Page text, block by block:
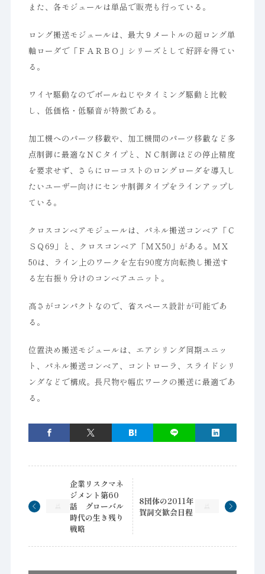
また、各モジュールは単品で販売も行っている。
ロング搬送モジュールは、最大９メートルの超ロング単
軸ローダで「ＦＡＲＢＯ」シリーズとして好評を得てい
る。
ワイヤ駆動なのでボールねじやタイミング駆動と比較
し、低価格・低騒音が特徴である。
加工機へのパーツ移載や、加工機間のパーツ移載など多
点制御に最適なＮＣタイプと、ＮＣ制御ほどの停止精度
を要求せず、さらにローコストのロングローダを導入し
たいユーザー向けにセンサ制御タイプをラインアップし
ている。
クロスコンベアモジュールは、パネル搬送コンベア「Ｃ
ＳＱ69」と、クロスコンベア「ＭＸ50」がある。ＭＸ
50は、ライン上のワークを左右90度方向転換し搬送す
る左右振り分けのコンベアユニット。
高さがコンパクトなので、省スペース設計が可能であ
る。
位置決め搬送モジュールは、エアシリンダ同期ユニッ
ト、パネル搬送コンベア、コントローラ、スライドシリ
ンダなどで構成。長尺物や幅広ワークの搬送に最適であ
る。
企業リスクマネ
ジメント第60
話 グローバル
時代の生き残り
戦略
8団体の2011年
賀詞交歓会日程